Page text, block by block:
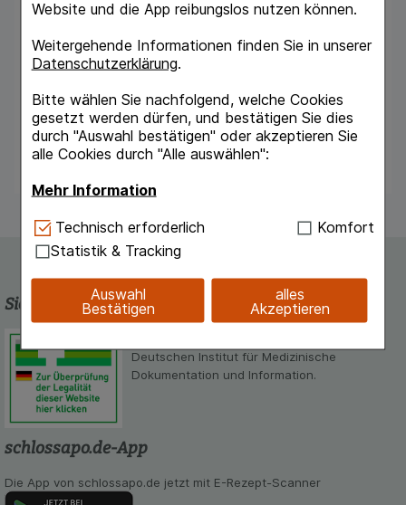
Website und die App reibungslos nutzen können.
Weitergehende Informationen finden Sie in unserer
Datenschutzerklärung.
Bitte wählen Sie nachfolgend, welche Cookies
gesetzt werden dürfen, und bestätigen Sie dies
durch "Auswahl bestätigen" oder akzeptieren Sie
alle Cookies durch "Alle auswählen":
Mehr Information
Technisch Notwendig:Hierbei handelt es sich um
Cookies, die für die Grundfunktionen unserer
Website notwendig sind (z.B. Navigation,
Warenkorb, Kundenkonto), weshalb auf diese nicht
verzichtet werden kann.
Einkaufserlebnis noch ansprechender zu gestalten,
beispielsweise für die Wiedererkennung des
Besuchers oder unsere Seite an bevorzugte
Verhaltensweisen (z.B. Spracheinstellung)
anzupassen. Komfort-Cookies ermöglichen es uns
auch auf Ihre Bedürfnisse zugeschrittene Inhalte
anzuzeigen und unser Partnerprogramm zu
betreiben.
Technisch erforderlich
Komfort
Statistik & Tracking
Auswahl
Bestätigen
alles
Akzeptieren
Emulsion kann leichter in die Haut einziehen
Inhaltsstoffe:
Moorextrakt, Zucker-Fettsäureester,
Jojobawachs, Ätherische Öle, Auszüge aus
Ackerschachtelhalm und Rosskastaniensamen,
Alkohol.
Sicherheit und Qualität
Deutschen Institut für Medizinische
Dokumentation und Information.
schlossapo.de-App
Die App von schlossapo.de jetzt mit E-Rezept-Scanner